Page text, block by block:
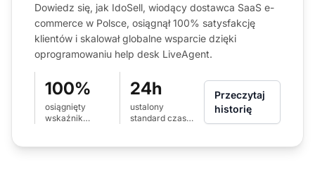
Dowiedz się, jak IdoSell, wiodący dostawca SaaS e-
commerce w Polsce, osiągnął 100% satysfakcję
klientów i skalował globalne wsparcie dzięki
oprogramowaniu help desk LiveAgent.
100%
osiągnięty
wskaźnik
24h
ustalony
standard czasu
Przeczytaj
historię